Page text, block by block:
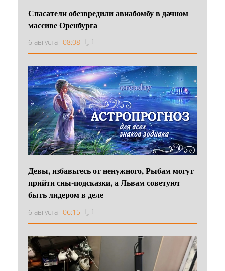
Спасатели обезвредили авиабомбу в дачном
массиве Оренбурга
6 августа 08:08
Девы, избавьтесь от ненужного, Рыбам могут
прийти сны-подсказки, а Львам советуют
быть лидером в деле
6 августа 06:15